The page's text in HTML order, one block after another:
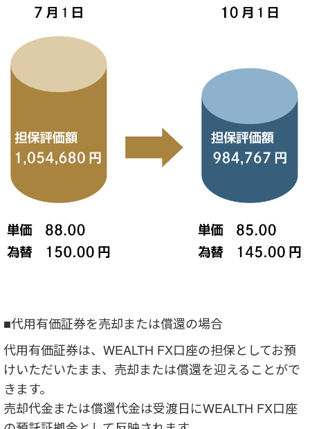
■代用有価証券を売却または償還の場合
代用有価証券は、WEALTH FX口座の担保としてお預
けいただいたまま、売却または償還を迎えることがで
きます。
売却代金または償還代金は受渡日にWEALTH FX口座